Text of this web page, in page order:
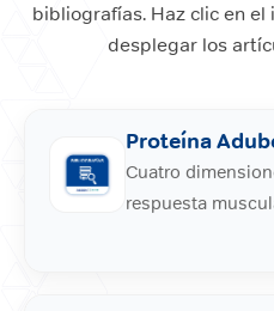
bibliografías. Haz clic en
desplegar los
Proteína
Cuatro
respuesta